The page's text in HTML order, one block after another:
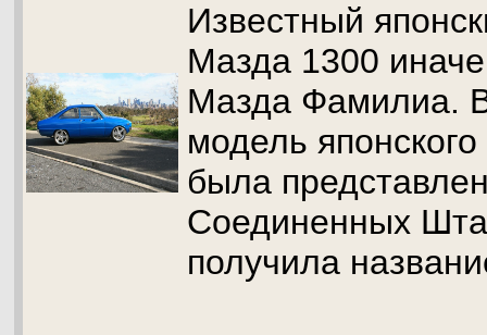
Известный
Мазда 1300
Мазда Фамилиа.
модель
была
Соединенных
получила